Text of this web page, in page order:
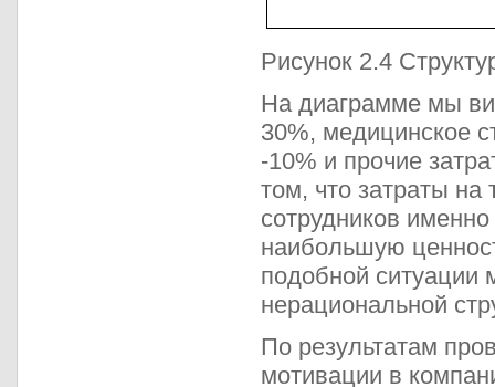
Рисунок 2.4
На диаграмме мы
30%, медицинское
-10% и прочие
том, что затраты на
сотрудников
наибольшую
подобной ситуации
нерациональной
По результатам
мотивации в